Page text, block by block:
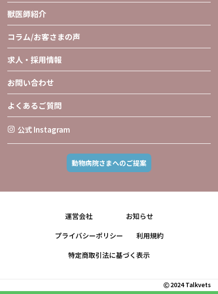
獣医師紹介
コラム/お客さまの声
求人・採用情報
お問い合わせ
よくあるご質問
公式 Instagram
動物病院さまへのご提案
運営会社
お知らせ
プライバシーポリシー
利用規約
特定商取引法に基づく表示
2024 Talkvets